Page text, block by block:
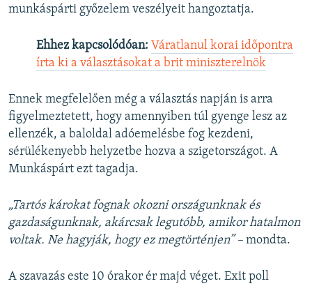
munkáspárti győzelem veszélyeit hangoztatja.
Ehhez kapcsolódóan: Váratlanul korai időpontra
írta ki a választásokat a brit miniszterelnök
Ennek megfelelően még a választás napján is arra
figyelmeztetett, hogy amennyiben túl gyenge lesz az
ellenzék, a baloldal adóemelésbe fog kezdeni,
sérülékenyebb helyzetbe hozva a szigetországot. A
Munkáspárt ezt tagadja.
„Tartós károkat fognak okozni országunknak és
gazdaságunknak, akárcsak legutóbb, amikor hatalmon
voltak. Ne hagyják, hogy ez megtörténjen” – mondta.
A szavazás este 10 órakor ér majd véget. Exit poll